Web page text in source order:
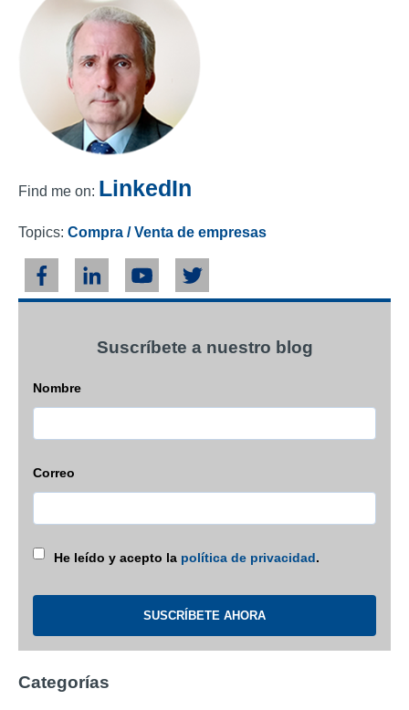
Find me on: LinkedIn
Topics: Compra / Venta de empresas
Suscríbete a nuestro blog
Nombre
Correo
He leído y acepto la política de privacidad.
Categorías